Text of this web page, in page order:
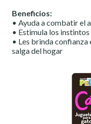
Beneficios:
• Ayuda a combatir el
• Estimula los
• Les brinda confianza
salga del hogar